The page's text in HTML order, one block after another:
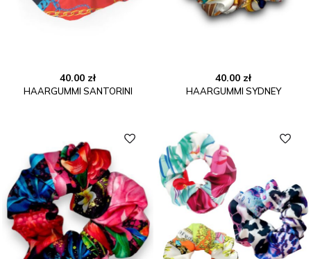
40.00 zł
HAARGUMMI SANTORINI
40.00 zł
HAARGUMMI SYDNEY